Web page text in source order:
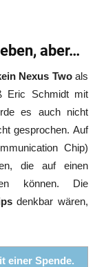
aber…
Nexus Twoals
Eric Schmidt mit
es auch nicht
gesprochen. Auf
Chip)
die auf einen
können. Die
denkbar wären,
einer Spende.